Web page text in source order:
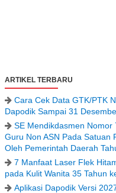
ARTIKEL TERBARU
Cara Cek Data GTK/PTK
Dapodik Sampai 31
SE Mendikdasmen Nomor
Guru Non ASN Pada Satuan
Oleh Pemerintah Daerah
7 Manfaat Laser Flek
pada Kulit Wanita 35 Tahun
Aplikasi Dapodik Versi